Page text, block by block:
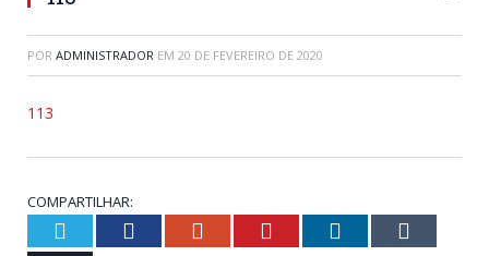
POR ADMINISTRADOR EM 20 DE FEVEREIRO DE 2020
113
COMPARTILHAR:
Twitter Facebook Google+ Pinterest LinkedIn